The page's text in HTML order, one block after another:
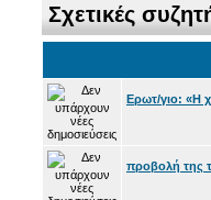
Σχετικές
Ερωτ/γιο: «Η
προβολή της